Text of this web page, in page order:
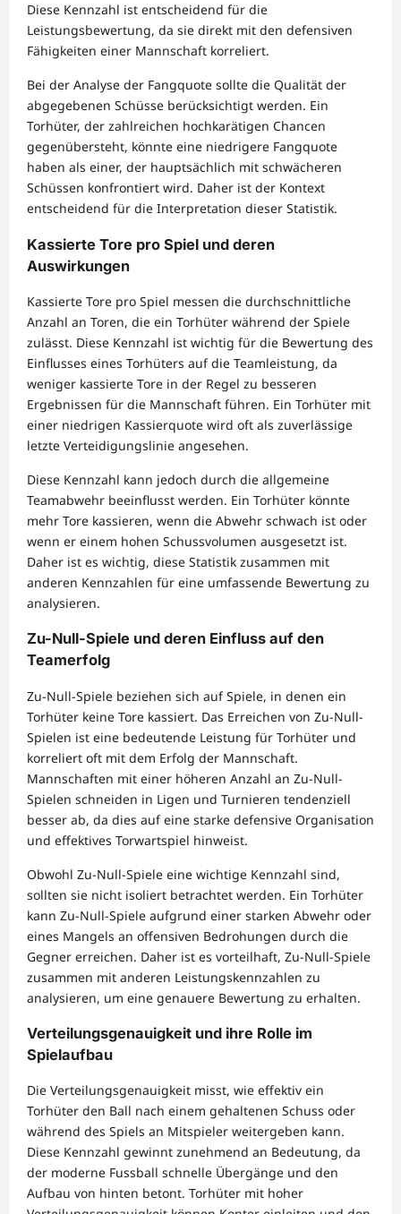
Diese Kennzahl ist entscheidend für die
Leistungsbewertung, da sie direkt mit den defensiven
Fähigkeiten einer Mannschaft korreliert.
Bei der Analyse der Fangquote sollte die Qualität der
abgegebenen Schüsse berücksichtigt werden. Ein
Torhüter, der zahlreichen hochkarätigen Chancen
gegenübersteht, könnte eine niedrigere Fangquote
haben als einer, der hauptsächlich mit schwächeren
Schüssen konfrontiert wird. Daher ist der Kontext
entscheidend für die Interpretation dieser Statistik.
Kassierte Tore pro Spiel und deren
Auswirkungen
Kassierte Tore pro Spiel messen die durchschnittliche
Anzahl an Toren, die ein Torhüter während der Spiele
zulässt. Diese Kennzahl ist wichtig für die Bewertung des
Einflusses eines Torhüters auf die Teamleistung, da
weniger kassierte Tore in der Regel zu besseren
Ergebnissen für die Mannschaft führen. Ein Torhüter mit
einer niedrigen Kassierquote wird oft als zuverlässige
letzte Verteidigungslinie angesehen.
Diese Kennzahl kann jedoch durch die allgemeine
Teamabwehr beeinflusst werden. Ein Torhüter könnte
mehr Tore kassieren, wenn die Abwehr schwach ist oder
wenn er einem hohen Schussvolumen ausgesetzt ist.
Daher ist es wichtig, diese Statistik zusammen mit
anderen Kennzahlen für eine umfassende Bewertung zu
analysieren.
Zu-Null-Spiele und deren Einfluss auf den
Teamerfolg
Zu-Null-Spiele beziehen sich auf Spiele, in denen ein
Torhüter keine Tore kassiert. Das Erreichen von Zu-Null-
Spielen ist eine bedeutende Leistung für Torhüter und
korreliert oft mit dem Erfolg der Mannschaft.
Mannschaften mit einer höheren Anzahl an Zu-Null-
Spielen schneiden in Ligen und Turnieren tendenziell
besser ab, da dies auf eine starke defensive Organisation
und effektives Torwartspiel hinweist.
Obwohl Zu-Null-Spiele eine wichtige Kennzahl sind,
sollten sie nicht isoliert betrachtet werden. Ein Torhüter
kann Zu-Null-Spiele aufgrund einer starken Abwehr oder
eines Mangels an offensiven Bedrohungen durch die
Gegner erreichen. Daher ist es vorteilhaft, Zu-Null-Spiele
zusammen mit anderen Leistungskennzahlen zu
analysieren, um eine genauere Bewertung zu erhalten.
Verteilungsgenauigkeit und ihre Rolle im
Spielaufbau
Die Verteilungsgenauigkeit misst, wie effektiv ein
Torhüter den Ball nach einem gehaltenen Schuss oder
während des Spiels an Mitspieler weitergeben kann.
Diese Kennzahl gewinnt zunehmend an Bedeutung, da
der moderne Fussball schnelle Übergänge und den
Aufbau von hinten betont. Torhüter mit hoher